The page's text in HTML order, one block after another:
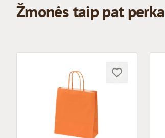
Žmonės taip pat perka